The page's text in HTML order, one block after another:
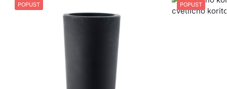
POPUST POPUST